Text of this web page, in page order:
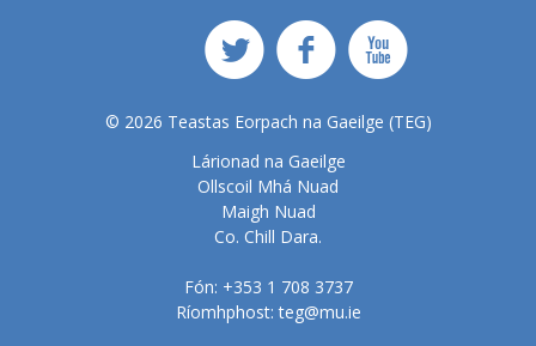
© 2026 Teastas Eorpach na Gaeilge (TEG)
Lárionad na Gaeilge
Ollscoil Mhá Nuad
Maigh Nuad
Co. Chill Dara.
Fón: +353 1 708 3737
Ríomhphost:teg@mu.ie